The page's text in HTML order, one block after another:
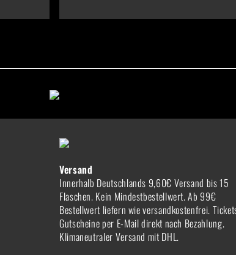
Versand
Innerhalb Deutschlands 9,60€ Versand bis 15
Flaschen. Kein Mindestbestellwert. Ab 99€
Bestellwert liefern wie versandkostenfrei.
Gutscheine per E-Mail direkt nach Bezahlung.
Klimaneutraler Versand mit DHL.